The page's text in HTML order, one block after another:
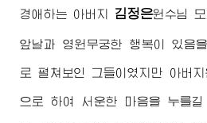
경애하는 아버지 김정은원수님
앞날과 영원무궁한 행복이 있음
로 펼쳐보인 그들이였지만 아버
으로 하여 서운한 마음을 누를